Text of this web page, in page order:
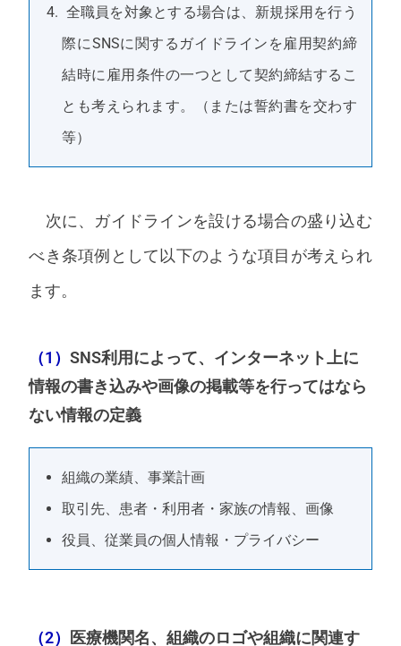
全職員を対象とする場合は、新規採用を行う
際にSNSに関するガイドラインを雇用契約締
結時に雇用条件の一つとして契約締結するこ
とも考えられます。（または誓約書を交わす
等）
次に、ガイドラインを設ける場合の盛り込む
べき条項例として以下のような項目が考えられ
ます。
（1）SNS利用によって、インターネット上に
情報の書き込みや画像の掲載等を行ってはなら
ない情報の定義
組織の業績、事業計画
取引先、患者・利用者・家族の情報、画像
役員、従業員の個人情報・プライバシー
（2） 医療機関名、組織のロゴや組織に関連す